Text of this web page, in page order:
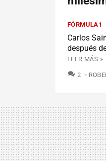
FÓRMULA1
Carlos
después
LEER MÁS »
2